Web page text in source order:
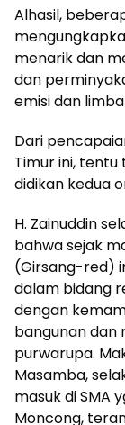
Alhasil,
menarik dan
dan
emisi dan
Dari
Timur ini,
didikan kedua
H. Zainuddin
bahwa sejak
(Girsang-red)
dalam bidang
dengan
bangunan dan
purwarupa.
Masamba,
masuk di SMA
Moncong,